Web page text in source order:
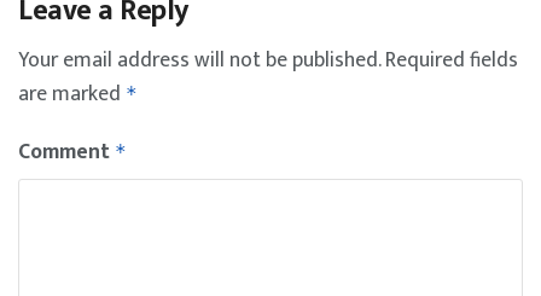
Leave a Reply
Your email address will not be published.Required fields
are marked *
Comment *